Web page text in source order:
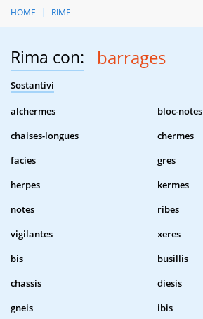
HOME RIME
Rima con: barrages
Sostantivi
alchermes
bloc-notes
chaises-longues
chermes
facies
gres
herpes
kermes
notes
ribes
vigilantes
xeres
bis
busillis
chassis
diesis
gneis
ibis